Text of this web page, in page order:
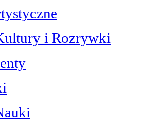
i Rozrywki